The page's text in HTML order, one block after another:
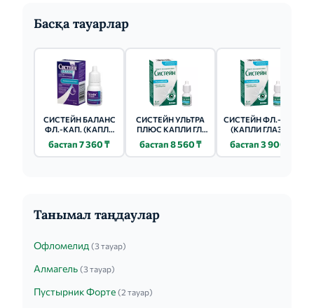
Басқа тауарлар
СИСТЕЙН БАЛАНС
ФЛ.-КАП. (КАПЛИ
бастап 7 360 ₸
СИСТЕЙН УЛЬТРА
ПЛЮС КАПЛИ ГЛ.
КОНСЕРВАНТОВ
бастап 8 560 ₸
СИСТЕЙН ФЛ.-КАП.
(КАПЛИ ГЛАЗН.)
бастап 3 900 ₸
Танымал таңдаулар
Офломелид (3 тауар)
Алмагель (3 тауар)
Пустырник Форте (2 тауар)